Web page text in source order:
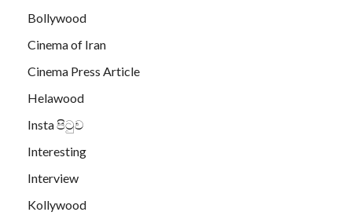
Bollywood
Cinema of Iran
Cinema Press Article
Helawood
Insta පිටුව
Interesting
Interview
Kollywood